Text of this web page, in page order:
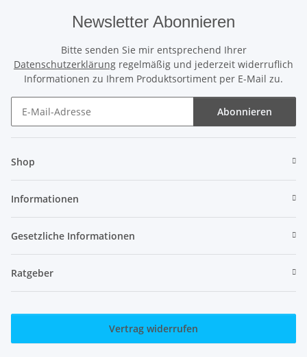
Newsletter Abonnieren
Bitte senden Sie mir entsprechend Ihrer
Datenschutzerklärung regelmäßig und jederzeit widerruflich
Informationen zu Ihrem Produktsortiment per E-Mail zu.
Abonnieren
Shop
Informationen
Gesetzliche Informationen
Ratgeber
Vertrag widerrufen